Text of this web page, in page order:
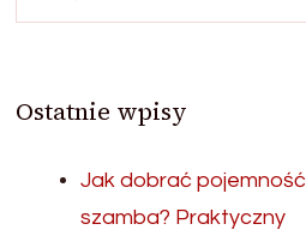
Ostatnie wpisy
Jak dobrać pojemność
szamba? Praktyczny